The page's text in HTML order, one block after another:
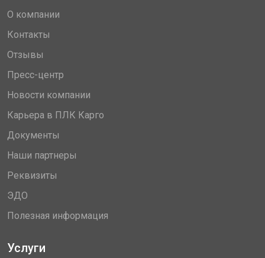
О компании
Контакты
Отзывы
Пресс-центр
Новости компании
Карьера в ПЛК Карго
Документы
Наши партнеры
Реквизиты
ЭДО
Полезная информация
Услуги